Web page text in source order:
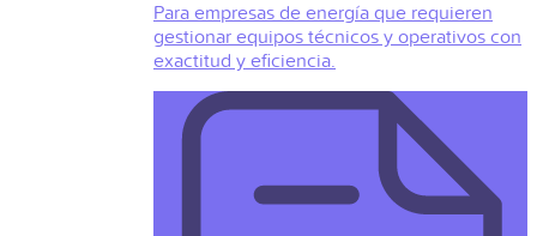
Para empresas de energía que requieren
gestionar equipos técnicos y operativos con
exactitud y eficiencia.